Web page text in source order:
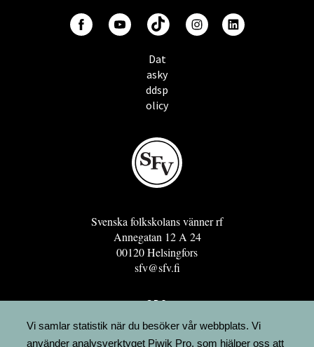
Dat
asky
ddsp
olicy
Svenska folkskolans vänner rf
Annegatan 12 A 24
00120 Helsingfors
sfv@sfv.fi
GRO
FÖRENINGSRESURSEN
MINNESRUNOR.FI
Vi samlar statistik när du besöker vår webbplats. Vi
använder analysverktyget Piwik Pro, som hjälper oss att